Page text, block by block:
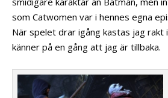
som Catwomen var i hennes egna
När spelet drar igång kastas jag rakt
känner på en gång att jag är tillbaka.